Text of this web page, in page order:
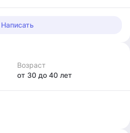
Написать
Возраст
от 30 до 40 лет